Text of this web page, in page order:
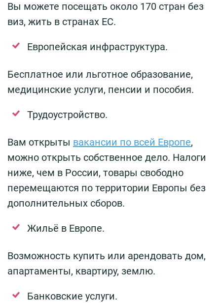
Вы можете посещать около 170 стран без
виз, жить в странах ЕС.
Европейская инфраструктура.
Бесплатное или льготное образование,
медицинские услуги, пенсии и пособия.
Трудоустройство.
Вам открыты вакансии по всей Европе,
можно открыть собственное дело. Налоги
ниже, чем в России, товары свободно
перемещаются по территории Европы без
дополнительных сборов.
Жильё в Европе.
Возможность купить или арендовать дом,
апартаменты, квартиру, землю.
Банковские услуги.